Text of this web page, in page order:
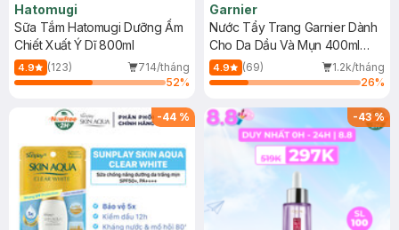
Hatomugi
Sữa Tắm Hatomugi Dưỡng Ẩm
Chiết Xuất Ý Dĩ 800ml
4.9 (123)
714/tháng
52%
Garnier
Nước Tẩy Trang Garnier Dành
Cho Da Dầu Và Mụn 400ml
(Mới)
4.9 (69)
1.2k/tháng
26%
-44 % -43%